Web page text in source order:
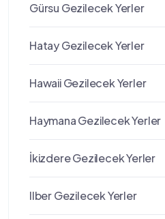
Gürsu Gezilecek Yerler
Hatay Gezilecek Yerler
Hawaii Gezilecek Yerler
Haymana Gezilecek Yerler
İkizdere Gezilecek Yerler
Ilber Gezilecek Yerler